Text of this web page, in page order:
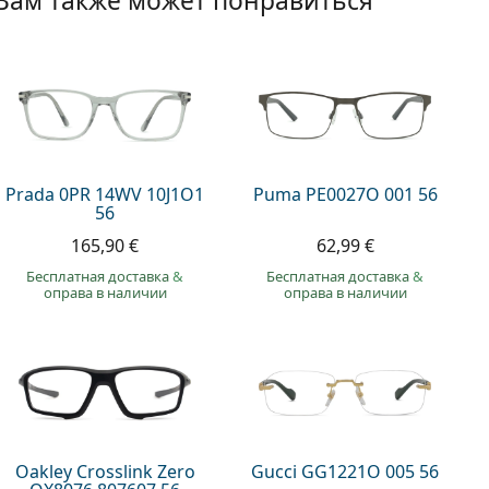
Prada 0PR 14WV 10J1O1
56
165,90 €
Бесплатная доставка&
оправа в наличии
Puma PE0027O 001 56
62,99 €
Бесплатная доставка&
оправа в наличии
Oakley Crosslink Zero Gucci GG1221O 005 56